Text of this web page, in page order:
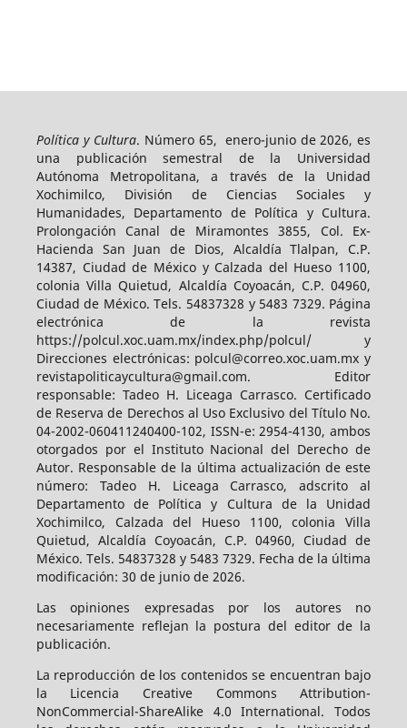
Política y Cultura. Número 65, enero-junio de 2026, es
una publicación semestral de la Universidad
Autónoma Metropolitana, a través de la Unidad
Xochimilco, División de Ciencias Sociales y
Humanidades, Departamento de Política y Cultura.
Prolongación Canal de Miramontes 3855, Col. Ex-
Hacienda San Juan de Dios, Alcaldía Tlalpan, C.P.
14387, Ciudad de México y Calzada del Hueso 1100,
colonia Villa Quietud, Alcaldía Coyoacán, C.P. 04960,
Ciudad de México. Tels. 54837328 y 5483 7329. Página
electrónica de la revista
https://polcul.xoc.uam.mx/index.php/polcul/ y
Direcciones electrónicas: polcul@correo.xoc.uam.mx y
revistapoliticaycultura@gmail.com. Editor
responsable: Tadeo H. Liceaga Carrasco. Certificado
de Reserva de Derechos al Uso Exclusivo del Título No.
04-2002-060411240400-102, ISSN-e: 2954-4130, ambos
otorgados por el Instituto Nacional del Derecho de
Autor. Responsable de la última actualización de este
número: Tadeo H. Liceaga Carrasco, adscrito al
Departamento de Política y Cultura de la Unidad
Xochimilco, Calzada del Hueso 1100, colonia Villa
Quietud, Alcaldía Coyoacán, C.P. 04960, Ciudad de
México. Tels. 54837328 y 5483 7329. Fecha de la última
modificación: 30 de junio de 2026.
Las opiniones expresadas por los autores no
necesariamente reflejan la postura del editor de la
publicación.
La reproducción de los contenidos se encuentran bajo
la Licencia Creative Commons Attribution-
NonCommercial-ShareAlike 4.0 International. Todos